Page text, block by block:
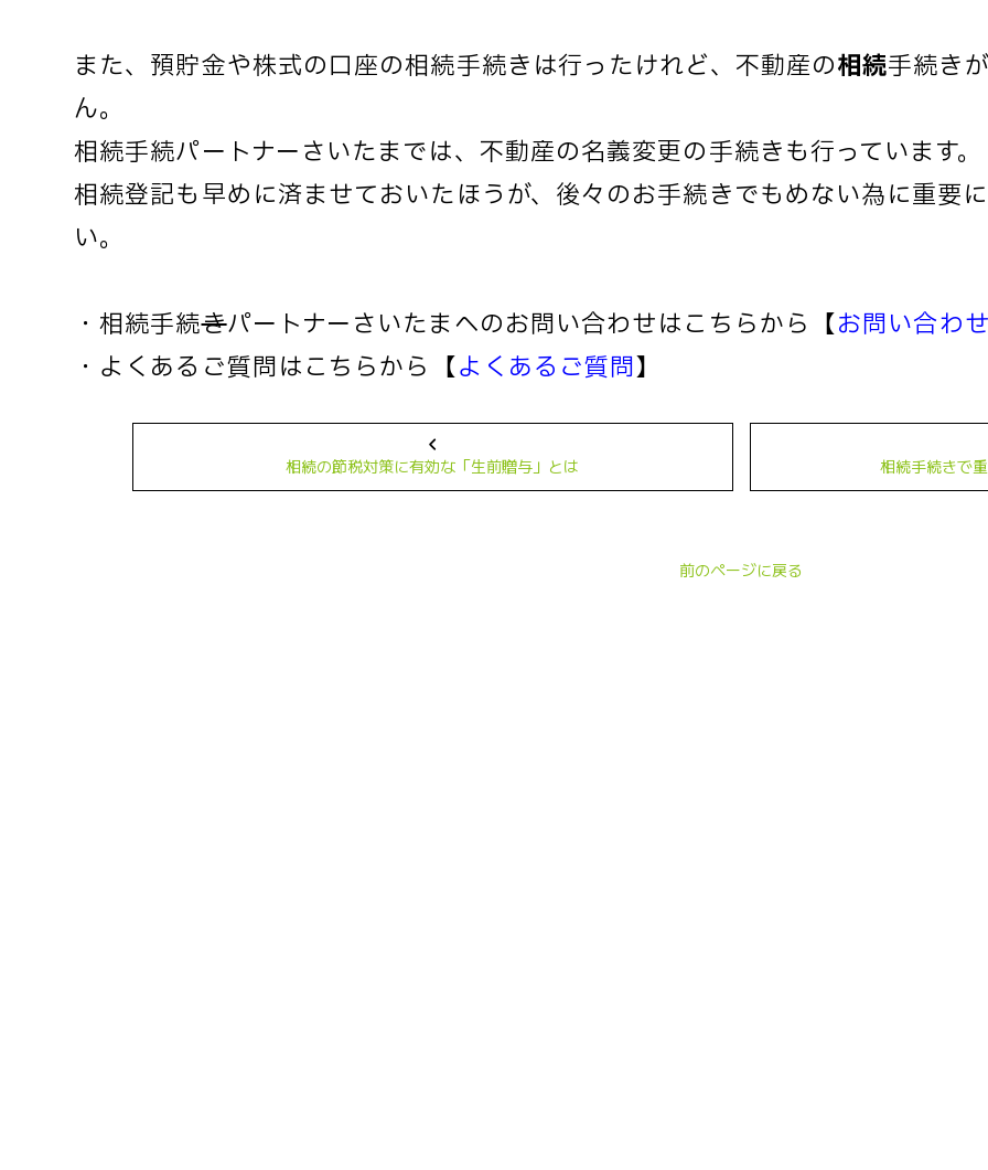
また、預貯金や株式の口座の相続手続きは行ったけれど、不動産の相続手続き
ん。
相続手続パートナーさいたまでは、不動産の名義変更の手続きも行っています。
相続登記も早めに済ませておいたほうが、後々のお手続きでもめない為に重要
い。
・相続手続きパートナーさいたまへのお問い合わせはこちらから→【お問い合わ
・よくあるご質問はこちらから→【よくあるご質問】
相続の節税対策に有効な「生前贈与」とは 相続手続きで
前のページに戻る